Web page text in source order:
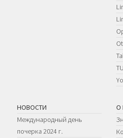
TU
НОВОСТИ
Международный день
почерка 2024 г.
О